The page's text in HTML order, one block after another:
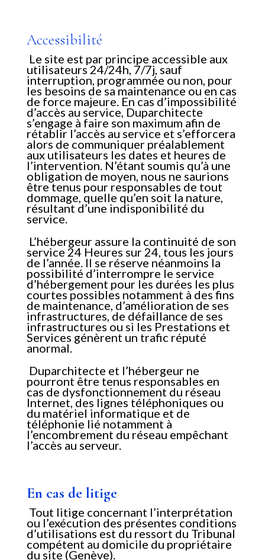
Accessibilité
Le site est par principe accessible aux
utilisateurs 24/24h, 7/7j, sauf
interruption, programmée ou non, pour
les besoins de sa maintenance ou en cas
de force majeure. En cas d’impossibilité
d’accès au service, Duparchitecte
s’engage à faire son maximum afin de
rétablir l’accès au service et s’efforcera
alors de communiquer préalablement
aux utilisateurs les dates et heures de
l’intervention. N’étant soumis qu’à une
obligation de moyen, nous ne saurions
être tenus pour responsables de tout
dommage, quelle qu’en soit la nature,
résultant d’une indisponibilité du
service.
L’hébergeur assure la continuité de son
service 24 Heures sur 24, tous les jours
de l’année. Il se réserve néanmoins la
possibilité d’interrompre le service
d’hébergement pour les durées les plus
courtes possibles notamment à des fins
de maintenance, d’amélioration de ses
infrastructures, de défaillance de ses
infrastructures ou si les Prestations et
Services génèrent un trafic réputé
anormal.
Duparchitecte et l’hébergeur ne
pourront être tenus responsables en
cas de dysfonctionnement du réseau
Internet, des lignes téléphoniques ou
du matériel informatique et de
téléphonie lié notamment à
l’encombrement du réseau empêchant
l’accès au serveur.
En cas de litige
Tout litige concernant l’interprétation
ou l’exécution des présentes conditions
d’utilisations est du ressort du Tribunal
compétent au domicile du propriétaire
du site (Genève).